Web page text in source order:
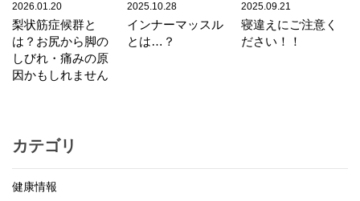
2026.01.20
梨状筋症候群と
は？お尻から脚の
しびれ・痛みの原
因かもしれません
2025.10.28
インナーマッスル
とは…？
2025.09.21
寝違えにご注意く
ださい！！
カテゴリ
健康情報